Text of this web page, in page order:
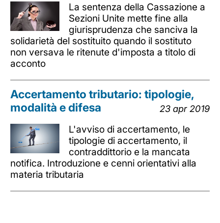
La sentenza della Cassazione a
Sezioni Unite mette fine alla
giurisprudenza che sanciva la
solidarietà del sostituito quando il sostituto
non versava le ritenute d'imposta a titolo di
acconto
Accertamento tributario: tipologie,
modalità e difesa
23 apr 2019
L'avviso di accertamento, le
tipologie di accertamento, il
contraddittorio e la mancata
notifica. Introduzione e cenni orientativi alla
materia tributaria